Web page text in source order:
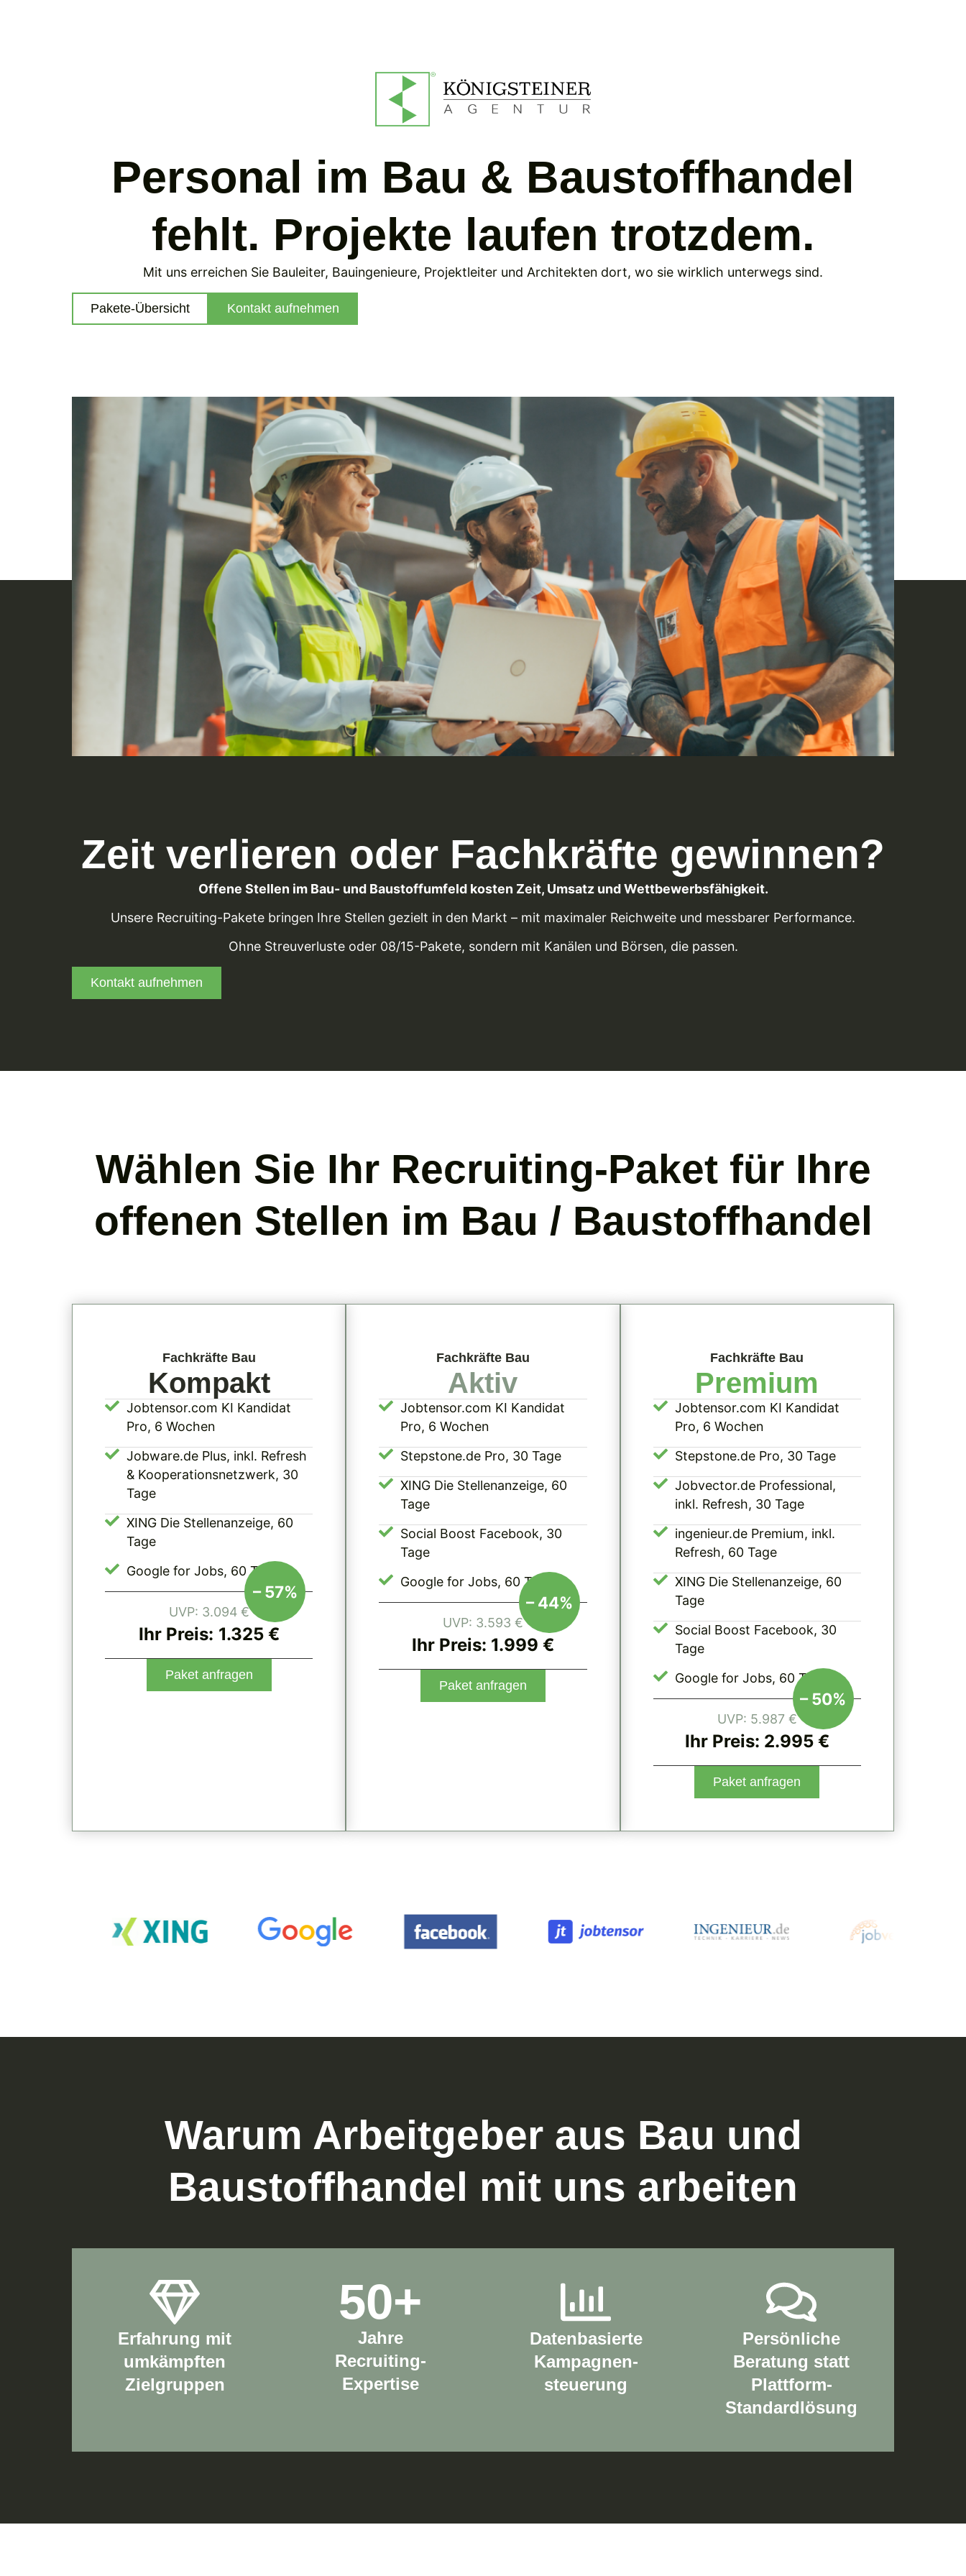
Personal im Bau & Baustoff­handel
fehlt. Projekte laufen trotzdem.
Mit uns erreichen Sie Bauleiter, Bauingenieure, Projektleiter und Architekten dort, wo sie wirklich unterwegs sind.
Pakete-Übersicht Kontakt aufnehmen
Zeit verlieren oder Fachkräfte gewinnen?
Offene Stellen im Bau- und Baustoffumfeld kosten Zeit, Umsatz und Wettbewerbsfähigkeit.
Unsere Recruiting-Pakete bringen Ihre Stellen gezielt in den Markt – mit maximaler Reichweite und messbarer Performance.
Ohne Streuverluste oder 08/15-Pakete, sondern mit Kanälen und Börsen, die passen.
Kontakt aufnehmen
Wählen Sie Ihr Recruiting-Paket für Ihre
offenen Stellen im Bau / Baustoff­handel
Fachkräfte Bau
Kompakt
Jobtensor.com KI Kandidat
Pro, 6 Wochen
Jobware.de Plus, inkl. Refresh
& Kooperationsnetzwerk, 30
Tage
XING Die Stellenanzeige, 60
Tage
Google for Jobs, 60 Tage
– 57%
UVP: 3.094 €
Ihr Preis: 1.325 €
Paket anfragen
Fachkräfte Bau
Aktiv
Jobtensor.com KI Kandidat
Pro, 6 Wochen
Stepstone.de Pro, 30 Tage
XING Die Stellenanzeige, 60
Tage
Social Boost Facebook, 30
Tage
Google for Jobs, 60 Tage
– 44%
UVP: 3.593 €
Ihr Preis: 1.999 €
Paket anfragen
Fachkräfte Bau
Premium
Jobtensor.com KI Kandidat
Pro, 6 Wochen
Stepstone.de Pro, 30 Tage
Jobvector.de Professional,
inkl. Refresh, 30 Tage
ingenieur.de Premium, inkl.
Refresh, 60 Tage
XING Die Stellenanzeige, 60
Tage
Social Boost Facebook, 30
Tage
Google for Jobs, 60 Tage
– 50%
UVP: 5.987 €
Ihr Preis: 2.995 €
Paket anfragen
Warum Arbeit­geber aus Bau und
Baustoff­handel mit uns arbeiten
Erfahrung mit
umkämpften
Zielgruppen
Jahre
Recruiting-
Expertise
50+
Datenbasierte
Kampagnen-
steuerung
Persönliche
Beratung statt
Plattform-
Standardlösung